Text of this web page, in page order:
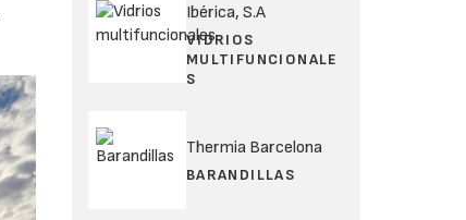
Ibérica, S.A
VIDRIOS
MULTIFUNCIONALE
S
Thermia Barcelona
BARANDILLAS